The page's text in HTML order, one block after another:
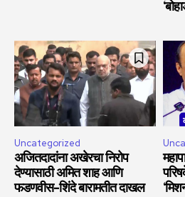
Uncategorized
अजितदादांना अखेरचा निरोप
देण्यासाठी अमित शाह आणि
फडणवीस-शिंदे बारामतीत दाखल